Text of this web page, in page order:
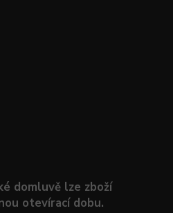
domluvě lze zboží
otevírací dobu.